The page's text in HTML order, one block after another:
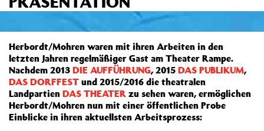
Herbordt/Mohren waren mit ihren Arbeiten in den
letzten Jahren regelmäßiger Gast am Theater Rampe.
Nachdem 2013 DIE AUFFÜHRUNG, 2015 DAS PUBLIKUM,
DAS DORFFEST und 2015/2016 die theatralen
Landpartien DAS THEATER zu sehen waren, ermöglichen
Herbordt/Mohren nun mit einer öffentlichen Probe
Einblicke in ihren aktuellsten Arbeitsprozess: